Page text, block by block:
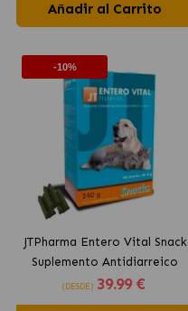
Añadir al Carrito
-10%
JTPharma Entero Vital Snack
Suplemento Antidiarreico
para Perros y Gatos
(DESDE) 39.99 €